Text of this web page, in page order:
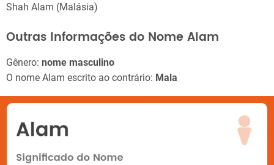
Shah Alam (Malásia)
Outras Informações do Nome Alam
Gênero: nome masculino
O nome Alam escrito ao contrário: Mala